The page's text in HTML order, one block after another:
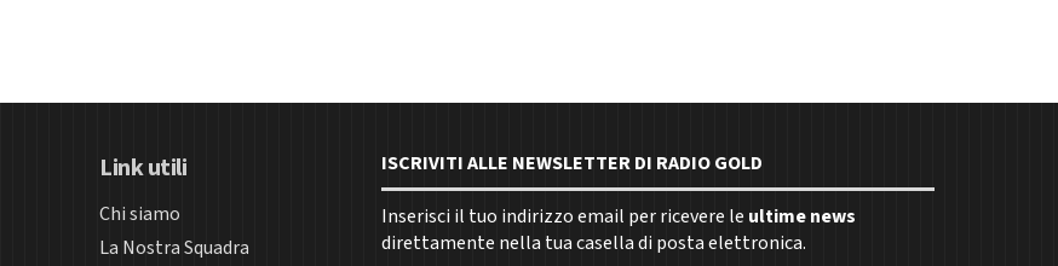
Link utili
Chi siamo
La Nostra Squadra
ISCRIVITI ALLE NEWSLETTER DI RADIO GOLD
Inserisci il tuo indirizzo email per ricevere le ultime news
direttamente nella tua casella di posta elettronica.